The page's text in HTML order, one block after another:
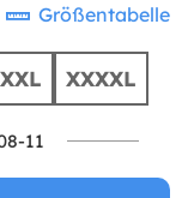
Größentabelle
XXXXL
11